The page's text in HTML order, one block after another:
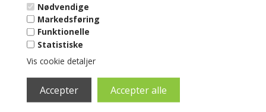
Nødvendige
Markedsføring
Funktionelle
Statistiske
Vis cookie detaljer
Sort Stof Hængekøje